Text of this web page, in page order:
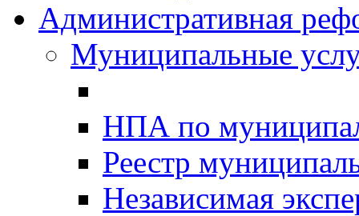
Административная
Муниципальные
НПА по
Реестр
Независимая